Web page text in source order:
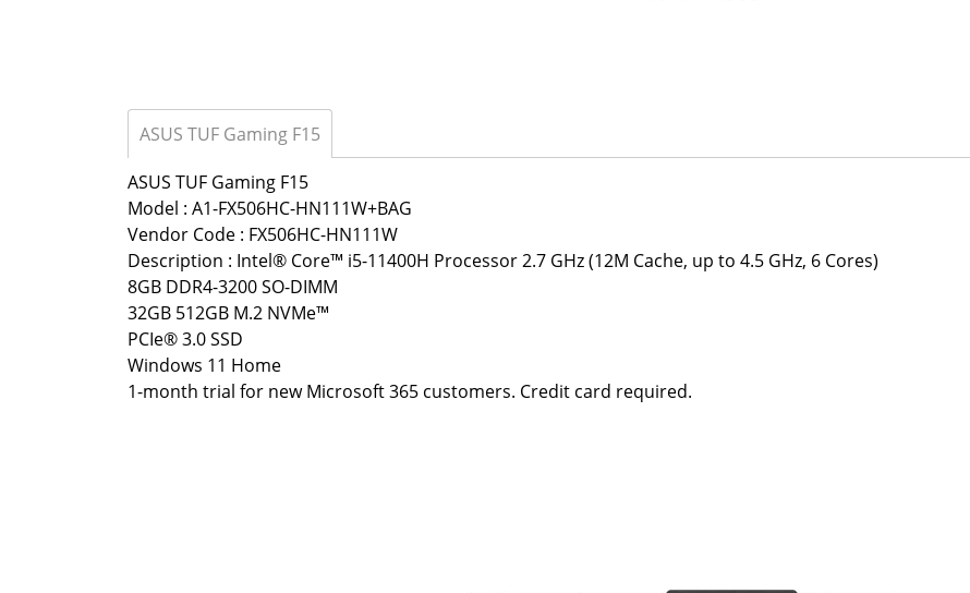
ASUS TUF Gaming F15
ASUS TUF Gaming F15
Model : A1-FX506HC-HN111W+BAG
Vendor Code : FX506HC-HN111W
Description : Intel® Core™ i5-11400H Processor 2.7 GHz (12M Cache, up to 4.5 GHz, 6 Cores)
8GB DDR4-3200 SO-DIMM
32GB 512GB M.2 NVMe™
PCIe® 3.0 SSD
Windows 11 Home
1-month trial for new Microsoft 365 customers. Credit card required.